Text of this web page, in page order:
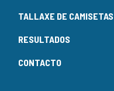
TALLAXE DE CAMISETAS
RESULTADOS
CONTACTO